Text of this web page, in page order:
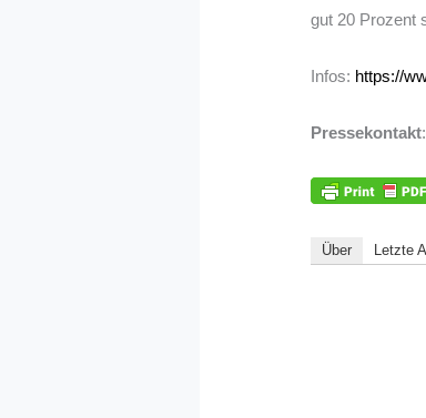
gut 20 Prozent
Infos: https://
Pressekontakt
Über Letzte